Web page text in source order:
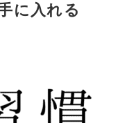
に入れる